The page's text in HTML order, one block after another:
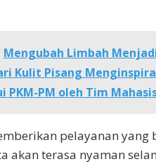
Mengubah Limbah
Kulit Pisang
PKM-PM oleh Tim
pelayanan yang
akan terasa nyaman